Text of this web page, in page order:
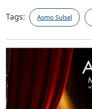
Tags: Asmo Sulsel